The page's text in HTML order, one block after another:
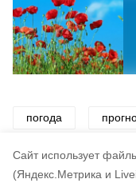
Cайт использует
(Яндекс.Метрика и
погода
ветер дождь